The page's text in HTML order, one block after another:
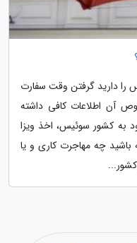
را دارید گرفتن وقت سفارت
آن اطلاعات کافی داشته
به کشور سوئیس، اخذ ویزا
چه مهاجرت کاری و یا